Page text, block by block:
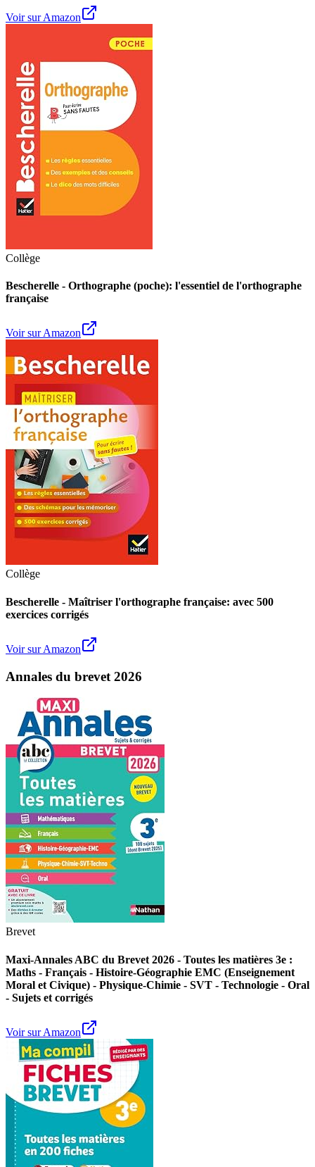
Voir sur Amazon
Collège
Bescherelle - Orthographe (poche): l'essentiel de l'orthographe
française
Voir sur Amazon
Collège
Bescherelle - Maîtriser l'orthographe française: avec 500
exercices corrigés
Voir sur Amazon
Annales du brevet 2026
Brevet
Maxi-Annales ABC du Brevet 2026 - Toutes les matières 3e :
Maths - Français - Histoire-Géographie EMC (Enseignement
Moral et Civique) - Physique-Chimie - SVT - Technologie - Oral
- Sujets et corrigés
Voir sur Amazon